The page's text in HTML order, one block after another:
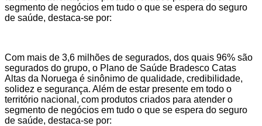
segmento de negócios em tudo o que se espera do seguro
de saúde, destaca-se por:
Com mais de 3,6 milhões de segurados, dos quais 96% são
segurados do grupo, o Plano de Saúde Bradesco Catas
Altas da Noruega é sinônimo de qualidade, credibilidade,
solidez e segurança. Além de estar presente em todo o
território nacional, com produtos criados para atender o
segmento de negócios em tudo o que se espera do seguro
de saúde, destaca-se por: